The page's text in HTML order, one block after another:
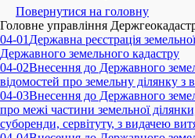
Повернутися на головну
Головне управління
04-01 Державна реєстрація
Державного земельного кадастру
04-02Внесення до Державного
відомостей про земельну ділянку з
04-03Внесення до Державного
про межі частини земельної
суборенди, сервітуту, з видачею